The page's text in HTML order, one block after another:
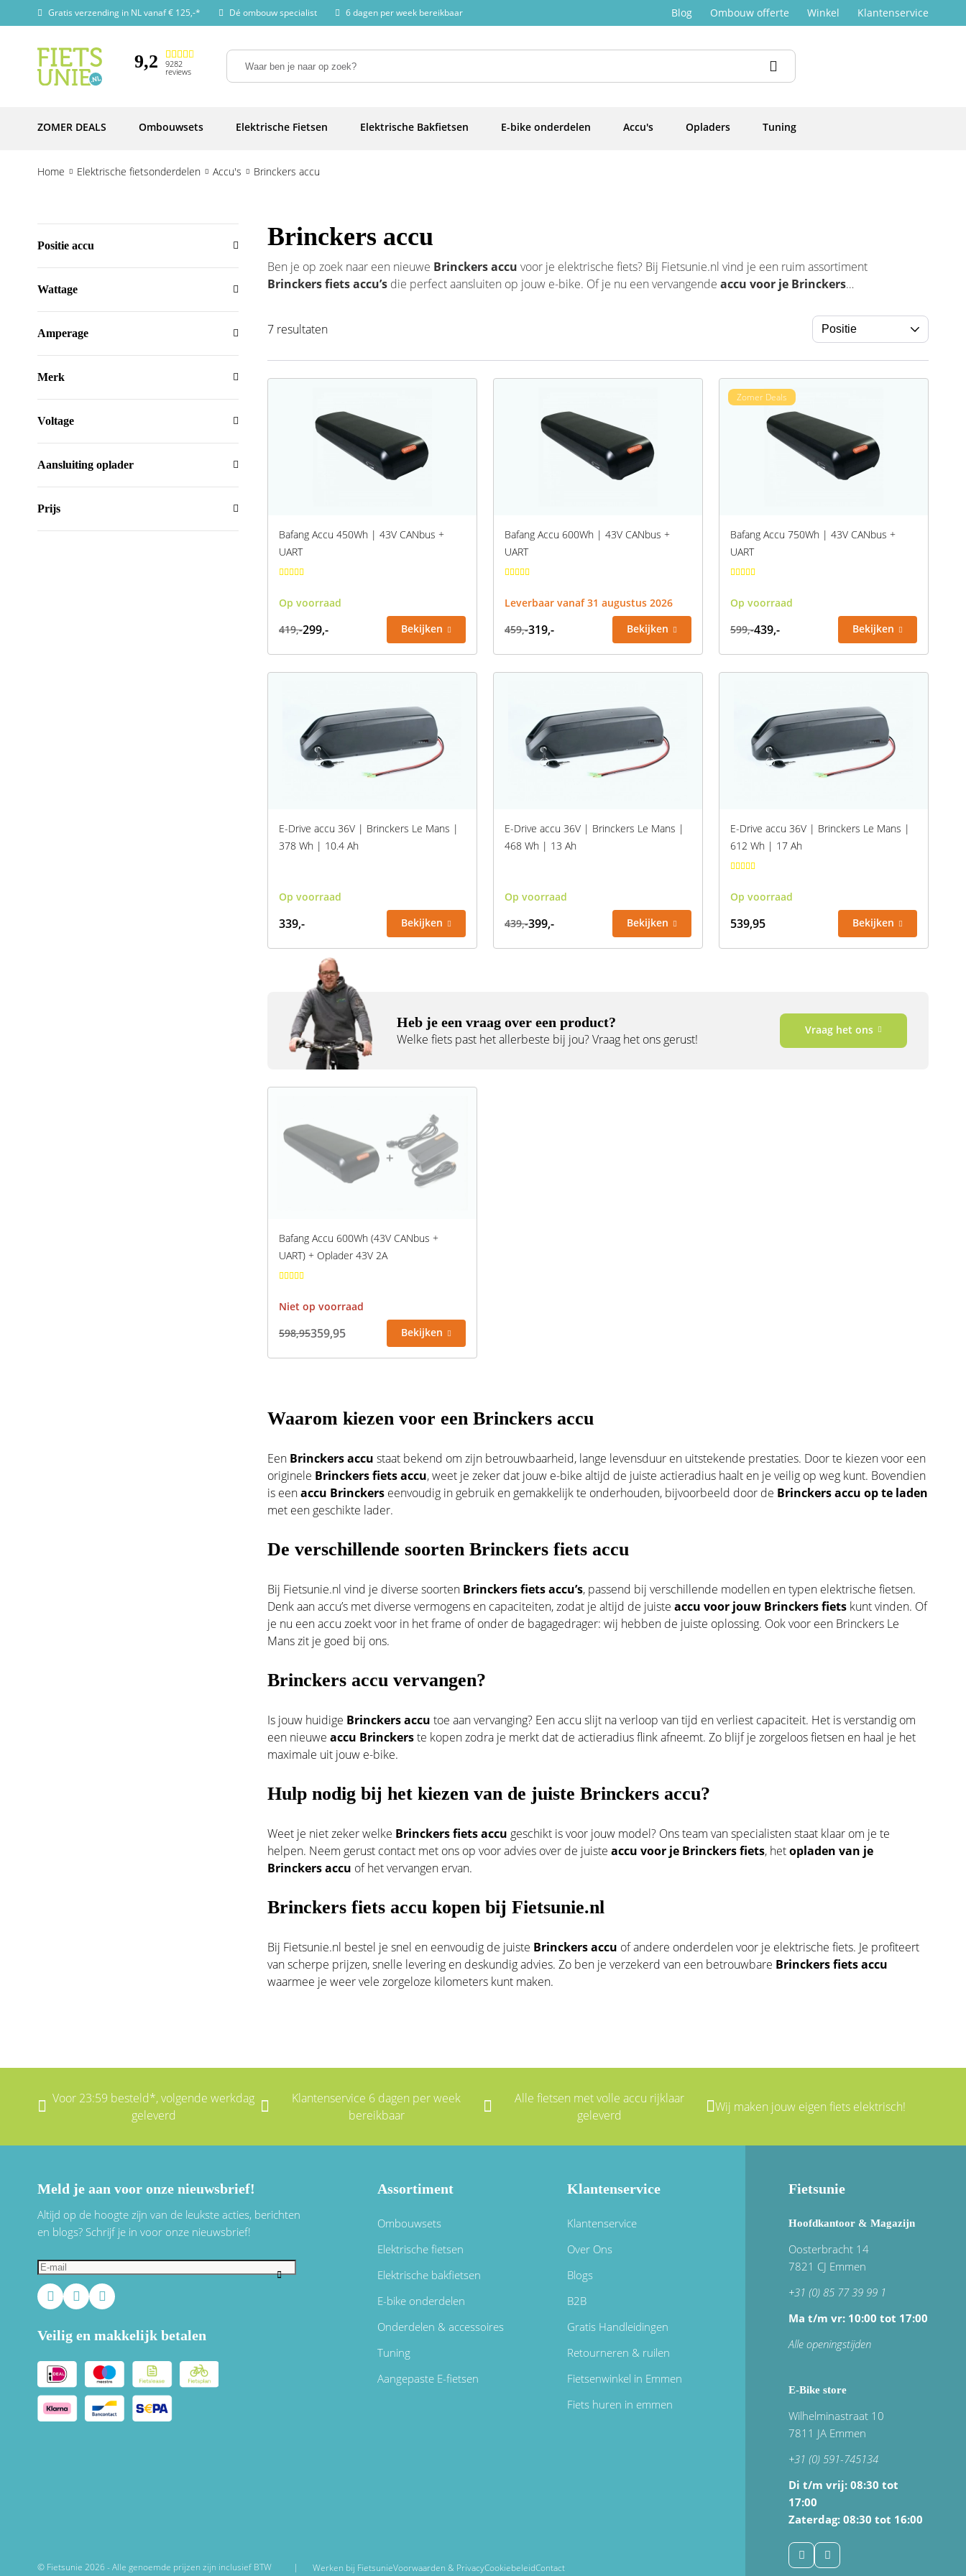
Gratis verzending in NL vanaf € 125,-* Dé ombouw specialist 6 dagen per week bereikbaar Blog Ombouw offerte Winkel Klantenservice
9,2 9282
reviews
ZOMER DEALS Ombouwsets Elektrische Fietsen Elektrische Bakfietsen E-bike onderdelen Accu's Opladers Tuning
Home Elektrische fietsonderdelen Accu's Brinckers accu
Positie accu
Wattage
Amperage
Merk
Voltage
Aansluiting oplader
Prijs
Brinckers accu
Ben je op zoek naar een nieuwe Brinckers accu voor je elektrische fiets? Bij Fietsunie.nl vind je een ruim assortiment
Brinckers fiets accu’sdie perfect aansluiten op jouw e-bike. Of je nu een vervangende accu voor je Brinckers
7 resultaten
Bafang Accu 450Wh | 43V CANbus +
UART
Op voorraad
419,-299,- Bekijken
Bafang Accu 600Wh | 43V CANbus +
UART
Leverbaar vanaf 31 augustus 2026
459,-319,- Bekijken
Zomer Deals
Bafang Accu 750Wh | 43V CANbus +
UART
Op voorraad
599,-439,- Bekijken
E-Drive accu 36V | Brinckers Le Mans |
378 Wh | 10.4 Ah
Op voorraad
339,- Bekijken
E-Drive accu 36V | Brinckers Le Mans |
468 Wh | 13 Ah
Op voorraad
439,-399,- Bekijken
E-Drive accu 36V | Brinckers Le Mans |
612 Wh | 17 Ah
Op voorraad
539,95 Bekijken
Heb je een vraag over een product?
Welke fiets past het allerbeste bij jou? Vraag het ons gerust!
Vraag het ons
Bafang Accu 600Wh (43V CANbus +
UART) + Oplader 43V 2A
Niet op voorraad
598,95359,95 Bekijken
Waarom kiezen voor een Brinckers accu
Een Brinckers accu staat bekend om zijn betrouwbaarheid, lange levensduur en uitstekende prestaties. Door te kiezen voor een
originele Brinckers fiets accu, weet je zeker dat jouw e-bike altijd de juiste actieradius haalt en je veilig op weg kunt. Bovendien
is eenaccu Brinckerseenvoudig in gebruik en gemakkelijk te onderhouden, bijvoorbeeld door de Brinckers accu op te laden
met een geschikte lader.
De verschillende soorten Brinckers fiets accu
Bij Fietsunie.nl vind je diverse soorten Brinckers fiets accu’s, passend bij verschillende modellen en typen elektrische fietsen.
Denk aanaccu’smet diverse vermogens en capaciteiten, zodat je altijd de juiste accu voor jouw Brinckers fietskunt vinden. Of
je nu een accu zoekt voor in het frame of onder de bagagedrager: wij hebben de juiste oplossing. Ook voor een Brinckers Le
Mans zit je goed bij ons.
Brinckers accu vervangen?
Is jouw huidige Brinckers accu toe aan vervanging? Een accu slijt na verloop van tijd en verliest capaciteit. Het is verstandig om
een nieuwe accu Brinckerste kopen zodra je merkt dat de actieradius flink afneemt. Zo blijf je zorgeloos fietsen en haal je het
maximale uit jouw e-bike.
Hulp nodig bij het kiezen van de juiste Brinckers accu?
Weet je niet zeker welke Brinckers fiets accu geschikt is voor jouw model? Ons team van specialisten staat klaar om je te
helpen. Neem gerust contactmet ons op voor advies over de juiste accu voor je Brinckers fiets, hetopladen van je
Brinckers accu of het vervangen ervan.
Brinckers fiets accu kopen bij Fietsunie.nl
Bij Fietsunie.nl bestel je snel en eenvoudig de juiste Brinckers accu of andere onderdelen voor je elektrische fiets. Je profiteert
van scherpe prijzen, snelle levering en deskundig advies. Zo ben je verzekerd van een betrouwbare Brinckers fiets accu
waarmee je weer vele zorgeloze kilometers kunt maken.
Voor 23:59 besteld*, volgende werkdag
geleverd
Klantenservice 6 dagen per week
bereikbaar
Alle fietsen met volle accu rijklaar
geleverd
Wij maken jouw eigen fiets elektrisch!
Meld je aan voor onze nieuwsbrief!
Altijd op de hoogte zijn van de leukste acties, berichten
en blogs? Schrijf je in voor onze nieuwsbrief!
Veilig en makkelijk betalen
Assortiment
Ombouwsets
Elektrische fietsen
Elektrische bakfietsen
E-bike onderdelen
Onderdelen & accessoires
Tuning
Aangepaste E-fietsen
Klantenservice
Klantenservice
Over Ons
Blogs
B2B
Gratis Handleidingen
Retourneren & ruilen
Fietsenwinkel in Emmen
Fiets huren in emmen
Fietsunie
Hoofdkantoor & Magazijn
Oosterbracht 14
7821 CJ Emmen
+31 (0) 85 77 39 99 1
Ma t/m vr: 10:00 tot 17:00
Alle openingstijden
E-Bike store
Wilhelminastraat 10
7811 JA Emmen
+31 (0) 591-745134
Di t/m vrij: 08:30 tot
17:00
Zaterdag: 08:30 tot 16:00
© Fietsunie 2026 - Alle genoemde prijzen zijn inclusief BTW Werken bij FietsunieVoorwaarden & PrivacyCookiebeleidContact